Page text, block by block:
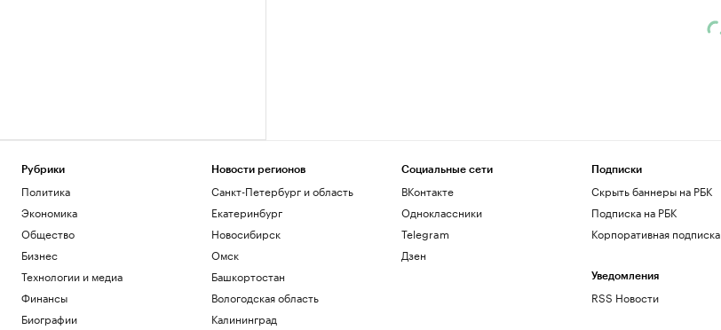
Рубрики
Политика
Экономика
Общество
Бизнес
Технологии и медиа
Финансы
Биографии
Новости регионов
Санкт-Петербург и область
Екатеринбург
Новосибирск
Омск
Башкортостан
Вологодская область
Калининград
Социальные сети
ВКонтакте
Одноклассники
Telegram
Дзен
Подписки
Скрыть баннеры на РБК
Подписка на РБК
Корпоративная подписка
Уведомления
RSS Новости